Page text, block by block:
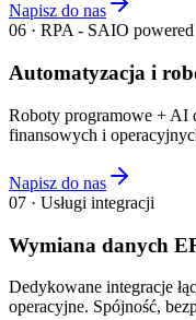
Napisz do nas
06 · RPA - SAIO
Automatyzacja i
Roboty programowe + AI
finansowych i
Napisz do nas
07 · Usługi integracji
Wymiana danych
Dedykowane integracje
operacyjne. Spójność,